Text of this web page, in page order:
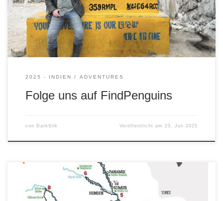
2025 - INDIEN ADVENTURES
Folge uns auf FindPenguins
von DarkSilk Veröffentlicht am 23. Juli 2025
Abenteuerliche Royal Enfield-Fahrt über die höchsten